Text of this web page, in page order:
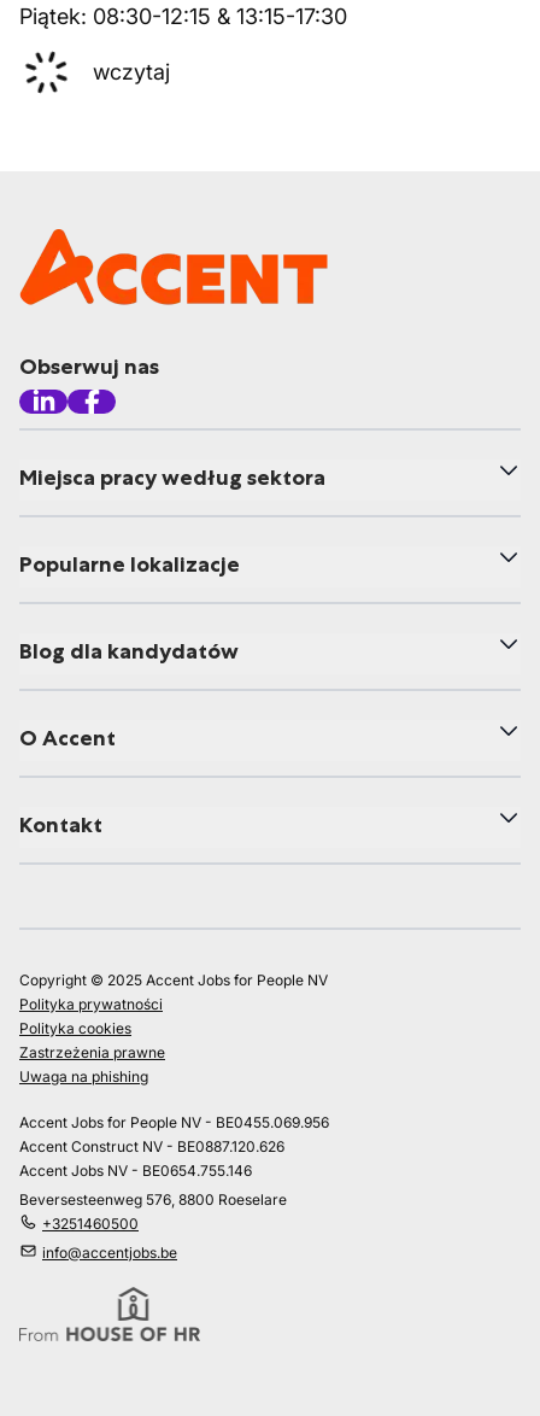
Piątek: 08:30-12:15 & 13:15-17:30
wczytaj
Obserwuj nas
Miejsca pracy według sektora
Popularne lokalizacje
Blog dla kandydatów
O Accent
Kontakt
Copyright © 2025 Accent Jobs for People NV
Polityka prywatności
Polityka cookies
Zastrzeżenia prawne
Uwaga na phishing
Accent Jobs for People NV - BE0455.069.956
Accent Construct NV - BE0887.120.626
Accent Jobs NV - BE0654.755.146
Beversesteenweg 576, 8800 Roeselare
+3251460500
info@accentjobs.be